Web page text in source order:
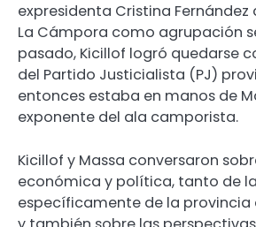
expresidenta Cristina Fernández
La Cámpora como agrupación
pasado, Kicillof logró quedarse
del Partido Justicialista (PJ)
entonces estaba en manos de
exponente del ala camporista.
Kicillof y Massa conversaron
económica y política, tanto de
específicamente de la provincia